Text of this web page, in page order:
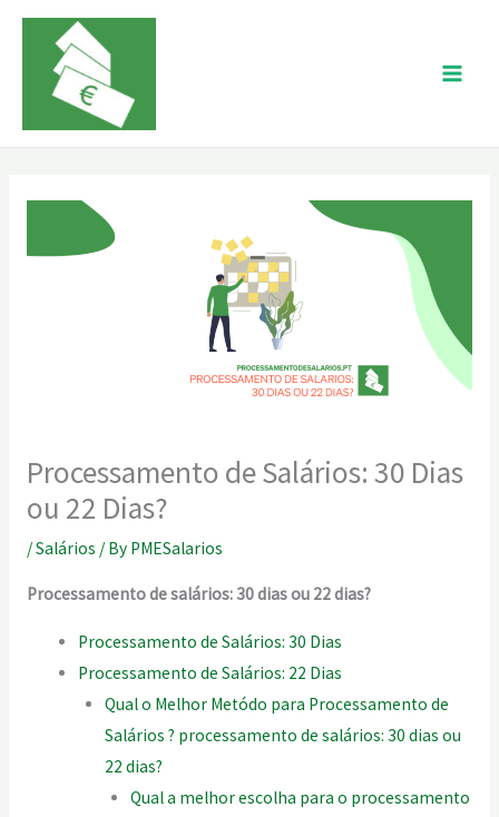
Skip
content
Processamento de Salários: 30 Dias
ou 22 Dias?
/Salários / By PMESalarios
Processamento de salários: 30 dias ou 22 dias?
Processamento de Salários: 30 Dias
Processamento de Salários: 22 Dias
Qual o Melhor Metódo para Processamento de
Salários ? processamento de salários: 30 dias ou
22 dias?
Qual a melhor escolha para o processamento